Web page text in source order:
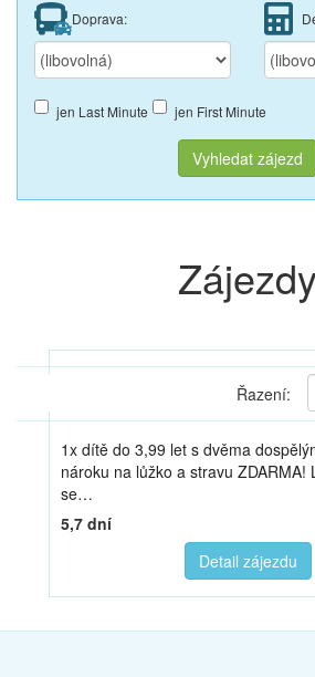
Doprava:
jen Last Minute jen First Minute
Vyhledat zájezd
Zájezdy
Řazení:
1x dítě do 3,99 let s dvěma
nároku na lůžko a stravu ZDARMA!
se…
5,7 dní
Detail zájezdu